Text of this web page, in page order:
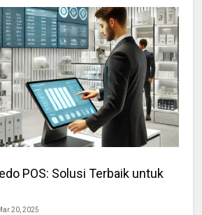
POS: Solusi Terbaik untuk
20, 2025